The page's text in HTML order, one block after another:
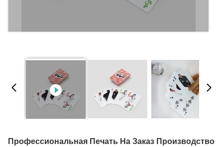
Профессиональная Печать На Заказ Производство